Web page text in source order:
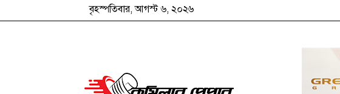
বৃহস্পতিবার, আগস্ট ৬, ২০২৬